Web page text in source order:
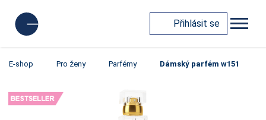
Přihlásit se
E-shop Pro ženy Parfémy Dámský parfém w151